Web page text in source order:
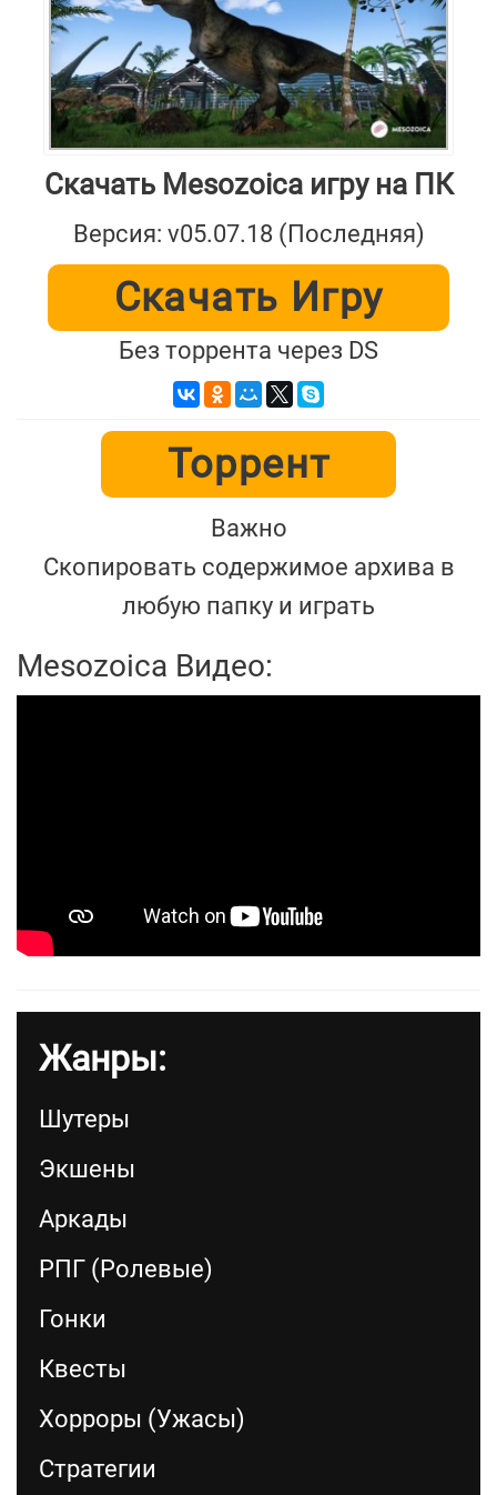
Скачать Mesozoica игру на ПК
Версия: v05.07.18 (Последняя)
Скачать Игру
Без торрента через DS
Торрент
Важно
Скопировать содержимое архива в
любую папку и играть
Mesozoica Видео:
Жанры:
Шутеры
Экшены
Аркады
РПГ (Ролевые)
Гонки
Квесты
Хорроры (Ужасы)
Стратегии